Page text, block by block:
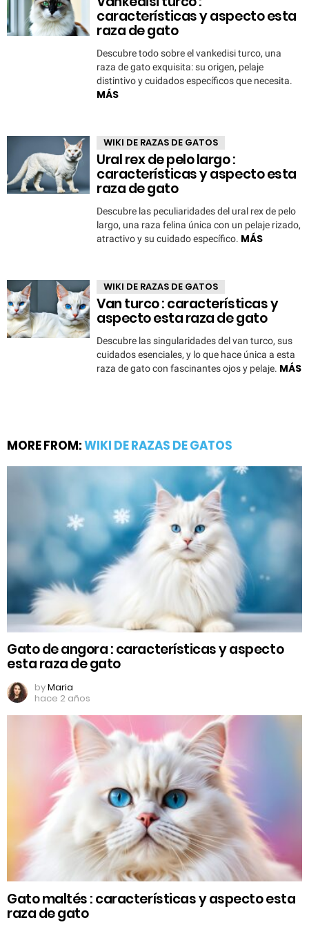
características y aspecto esta
raza de gato
Descubre todo sobre el vankedisi turco, una
raza de gato exquisita: su origen, pelaje
distintivo y cuidados específicos que necesita.
MÁS
WIKI DE RAZAS DE GATOS
Ural rex de pelo largo :
características y aspecto esta
raza de gato
Descubre las peculiaridades del ural rex de pelo
largo, una raza felina única con un pelaje rizado,
atractivo y su cuidado específico. MÁS
WIKI DE RAZAS DE GATOS
Van turco : características y
aspecto esta raza de gato
Descubre las singularidades del van turco, sus
cuidados esenciales, y lo que hace única a esta
raza de gato con fascinantes ojos y pelaje. MÁS
MORE FROM:WIKI DE RAZAS DE GATOS
Gato de angora : características y aspecto
esta raza de gato
byMaria
hace 2 años
Gato maltés : características y aspecto esta
raza de gato